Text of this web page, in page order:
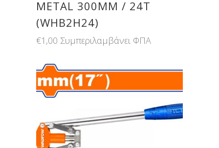
METAL 300MM / 24T
(WHB2H24)
€1,00 Συμπεριλαμβάνει ΦΠΑ